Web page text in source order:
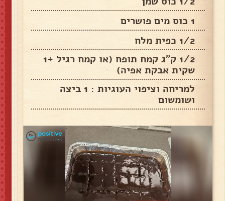
1 כוס מים פושרים
1/2 כפית מלח
1/2 ק"ג קמח תופח (או קמח רגיל +1
שקית אבקת אפיה)
למריחה וציפוי העוגיות : 1 ביצה
ושומשום